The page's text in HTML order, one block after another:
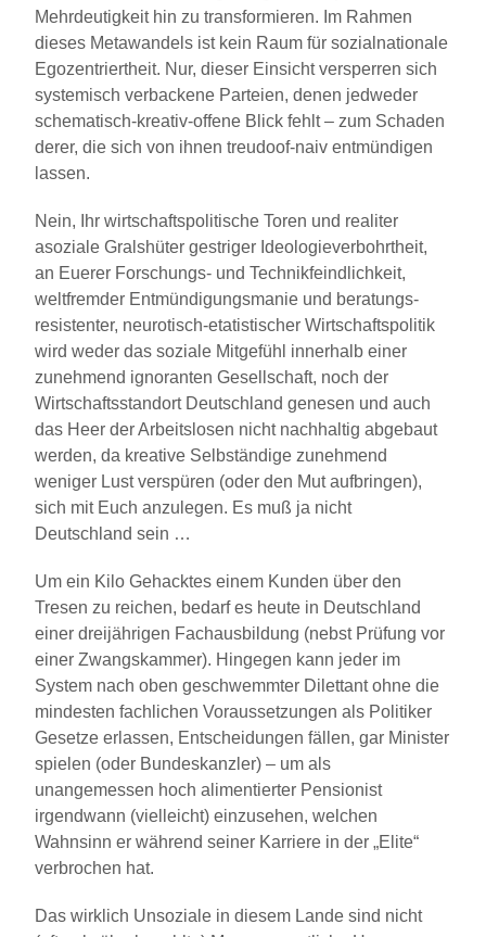
Mehrdeutigkeit hin zu transformieren. Im Rahmen
dieses Metawandels ist kein Raum für sozialnationale
Egozentriertheit. Nur, dieser Einsicht versperren sich
systemisch verbackene Parteien, denen jedweder
schematisch-kreativ-offene Blick fehlt – zum Schaden
derer, die sich von ihnen treudoof-naiv entmündigen
lassen.
Nein, Ihr wirtschaftspolitische Toren und realiter
asoziale Gralshüter gestriger Ideologieverbohrtheit,
an Euerer Forschungs- und Technikfeindlichkeit,
weltfremder Entmündigungsmanie und beratungs-
resistenter, neurotisch-etatistischer Wirtschaftspolitik
wird weder das soziale Mitgefühl innerhalb einer
zunehmend ignoranten Gesellschaft, noch der
Wirtschaftsstandort Deutschland genesen und auch
das Heer der Arbeitslosen nicht nachhaltig abgebaut
werden, da kreative Selbständige zunehmend
weniger Lust verspüren (oder den Mut aufbringen),
sich mit Euch anzulegen. Es muß ja nicht
Deutschland sein …
Um ein Kilo Gehacktes einem Kunden über den
Tresen zu reichen, bedarf es heute in Deutschland
einer dreijährigen Fachausbildung (nebst Prüfung vor
einer Zwangskammer). Hingegen kann jeder im
System nach oben geschwemmter Dilettant ohne die
mindesten fachlichen Voraussetzungen als Politiker
Gesetze erlassen, Entscheidungen fällen, gar Minister
spielen (oder Bundeskanzler) – um als
unangemessen hoch alimentierter Pensionist
irgendwann (vielleicht) einzusehen, welchen
Wahnsinn er während seiner Karriere in der „Elite“
verbrochen hat.
Das wirklich Unsoziale in diesem Lande sind nicht